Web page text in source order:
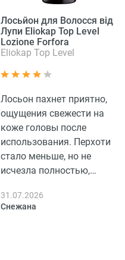
Лосьйон для Волосся від
Лупи Eliokap Top Level
Lozione Forfora
Eliokap Top Level
Лосьон пахнет приятно,
ощущения свежести на
коже головы после
использования. Перхоти
стало меньше, но не
исчезла полностью,
31.07.2026
Снежана